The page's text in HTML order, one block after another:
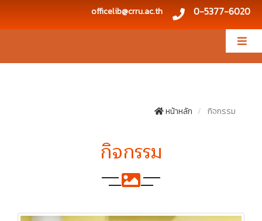
officelib@crru.ac.th 0-5377-6020
หน้าหลัก กิจกรรม
กิจกรรม